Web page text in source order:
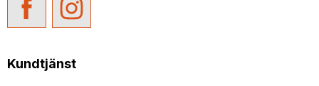
Kundtjänst